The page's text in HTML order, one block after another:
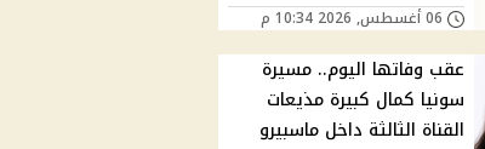
06 أغسطس, 2026 10:34 م
عقب وفاتها اليوم.. مسيرة
سونيا كمال كبيرة مذيعات
القناة الثالثة داخل ماسبيرو